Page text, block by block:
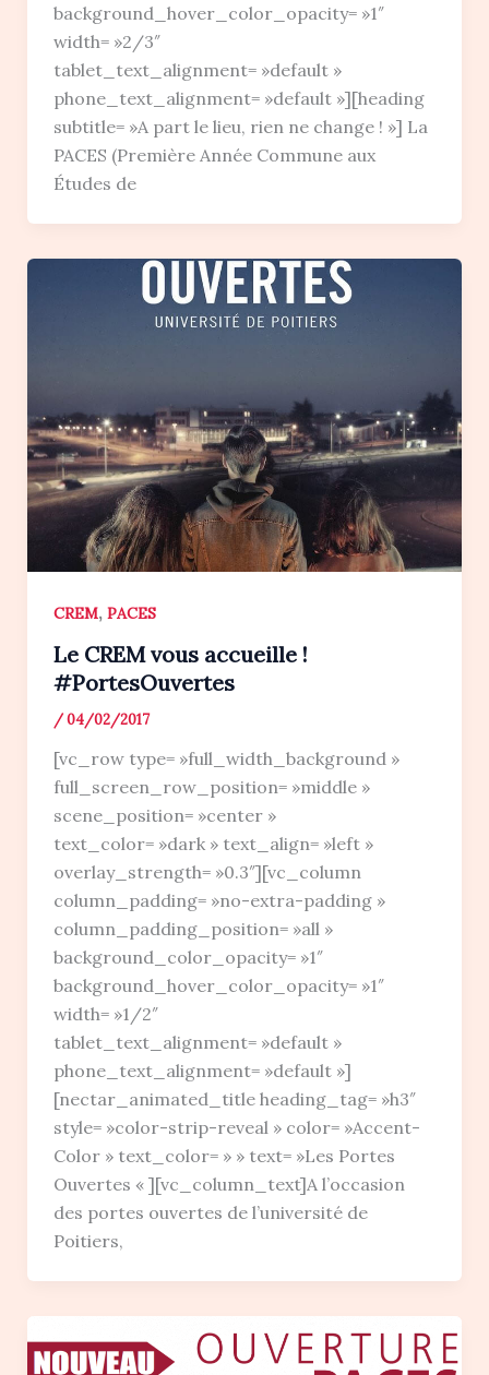
background_hover_color_opacity= »1″
width= »2/3″
tablet_text_alignment= »default »
phone_text_alignment= »default »][heading
subtitle= »A part le lieu, rien ne change ! »] La
PACES (Première Année Commune aux
Études de
CREM, PACES
Le CREM vous accueille !
#PortesOuvertes
/04/02/2017
[vc_row type= »full_width_background »
full_screen_row_position= »middle »
scene_position= »center »
text_color= »dark » text_align= »left »
overlay_strength= »0.3″][vc_column
column_padding= »no-extra-padding »
column_padding_position= »all »
background_color_opacity= »1″
background_hover_color_opacity= »1″
width= »1/2″
tablet_text_alignment= »default »
phone_text_alignment= »default »]
[nectar_animated_title heading_tag= »h3″
style= »color-strip-reveal » color= »Accent-
Color » text_color= » » text= »Les Portes
Ouvertes « ][vc_column_text]A l’occasion
des portes ouvertes de l’université de
Poitiers,